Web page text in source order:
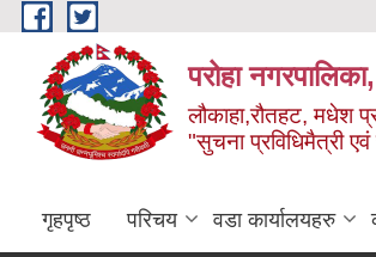
Skip to main content
परोहा
लौकाहा,रौतहट, मधेश
"सुचना प्रविधिमैत्री
गृहपृष्ठ परिचय वडा कार्यालयहरु